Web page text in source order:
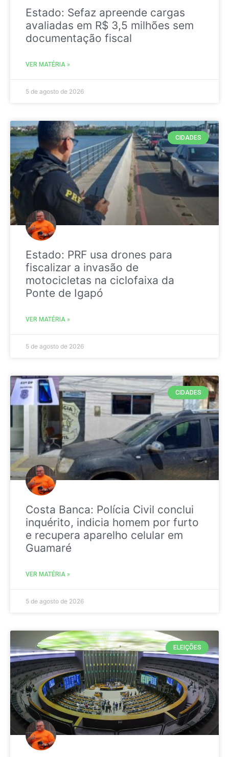
Estado: Sefaz apreende cargas
avaliadas em R$ 3,5 milhões sem
documentação fiscal
VER MATÉRIA »
5 de agosto de 2026
CIDADES
Estado: PRF usa drones para
fiscalizar a invasão de
motocicletas na ciclofaixa da
Ponte de Igapó
VER MATÉRIA »
5 de agosto de 2026
CIDADES
Costa Banca: Polícia Civil conclui
inquérito, indicia homem por furto
e recupera aparelho celular em
Guamaré
VER MATÉRIA »
5 de agosto de 2026
ELEIÇÕES